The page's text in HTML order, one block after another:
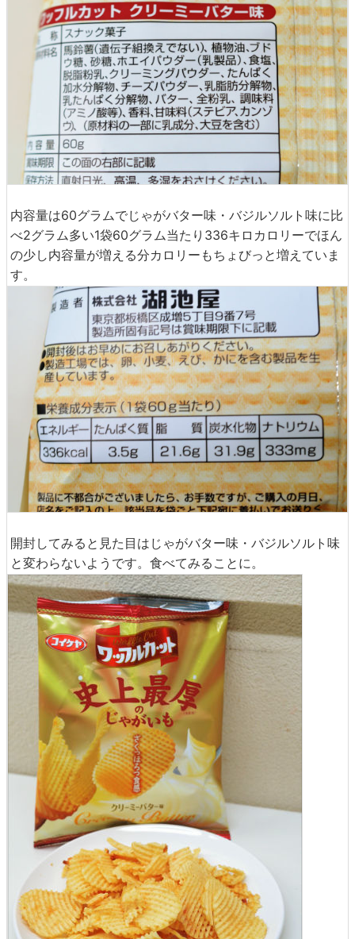
内容量は60グラムでじゃがバター味・バジルソルト味に比
べ2グラム多い1袋60グラム当たり336キロカロリーでほん
の少し内容量が増える分カロリーもちょびっと増えていま
す。
開封してみると見た目はじゃがバター味・バジルソルト味
と変わらないようです。食べてみることに。